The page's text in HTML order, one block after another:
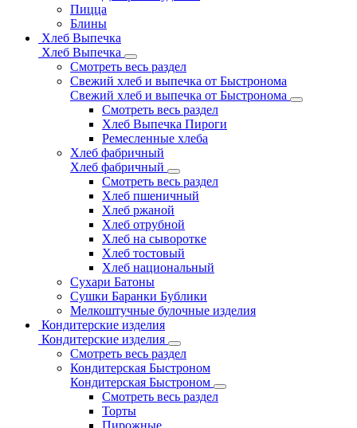
Пицца
Блины
Хлеб Выпечка
Хлеб Выпечка
Смотреть весь раздел
Свежий хлеб и выпечка от Быстронома
Свежий хлеб и выпечка от Быстронома
Смотреть весь раздел
Хлеб Выпечка Пироги
Ремесленные хлеба
Хлеб фабричный
Хлеб фабричный
Смотреть весь раздел
Хлеб пшеничный
Хлеб ржаной
Хлеб отрубной
Хлеб на сыворотке
Хлеб тостовый
Хлеб национальный
Сухари Батоны
Сушки Баранки Бублики
Мелкоштучные булочные изделия
Кондитерские изделия
Кондитерские изделия
Смотреть весь раздел
Кондитерская Быстроном
Кондитерская Быстроном
Смотреть весь раздел
Торты
Пирожные